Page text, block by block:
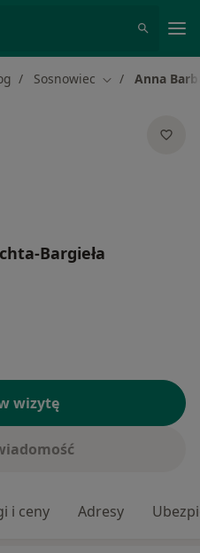
Sosnowiec Zmień miasto
Anna
Bargieła
wizytę
i ceny Adresy